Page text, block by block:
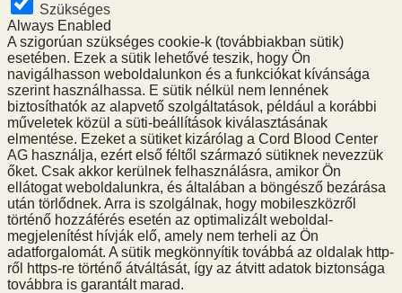
Szükséges
Always Enabled
A szigorúan szükséges cookie-k (továbbiakban sütik)
esetében. Ezek a sütik lehetővé teszik, hogy Ön
navigálhasson weboldalunkon és a funkciókat kívánsága
szerint használhassa. E sütik nélkül nem lennének
biztosíthatók az alapvető szolgáltatások, például a korábbi
műveletek közül a süti-beállítások kiválasztásának
elmentése. Ezeket a sütiket kizárólag a Cord Blood Center
AG használja, ezért első féltől származó sütiknek nevezzük
őket. Csak akkor kerülnek felhasználásra, amikor Ön
ellátogat weboldalunkra, és általában a böngésző bezárása
után törlődnek. Arra is szolgálnak, hogy mobileszközről
történő hozzáférés esetén az optimalizált weboldal-
megjelenítést hívják elő, amely nem terheli az Ön
adatforgalomát. A sütik megkönnyítik továbbá az oldalak http-
ről https-re történő átváltását, így az átvitt adatok biztonsága
továbbra is garantált marad.